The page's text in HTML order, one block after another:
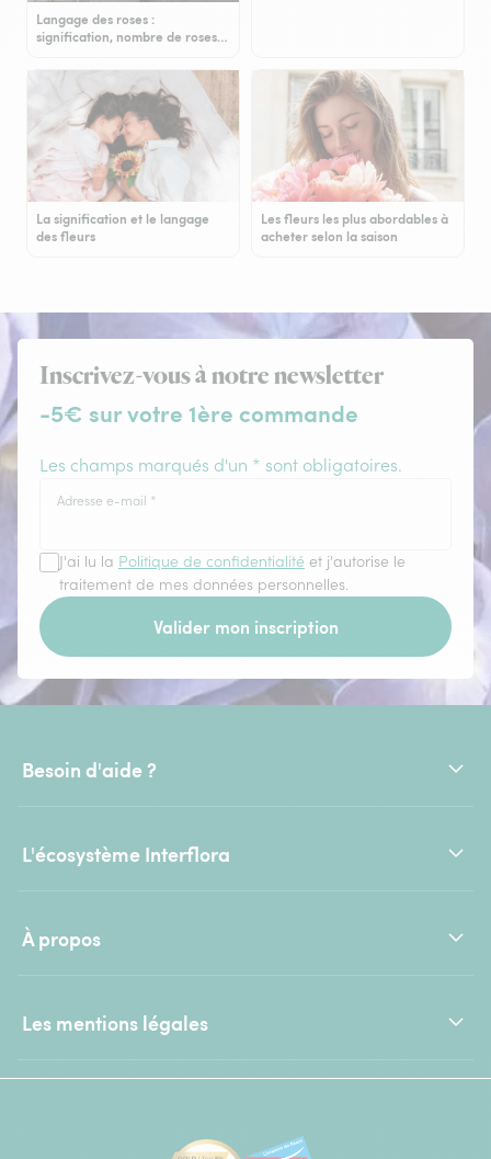
Langage des roses :
signification, nombre de roses…
La signification et le langage
des fleurs
Les fleurs les plus abordables à
acheter selon la saison
Inscrivez-vous à notre newsletter
-5€ sur votre 1ère commande
Les champs marqués d'un * sont obligatoires.
Adresse e-mail *
J'ai lu la Politique de confidentialité et j'autorise le
traitement de mes données personnelles.
Valider mon inscription
Besoin d'aide ?
L'écosystème Interflora
À propos
Les mentions légales